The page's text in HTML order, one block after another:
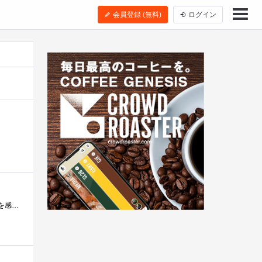
会員登録 (無料) ログイン
探し求めていた重さと薄さでした。それまでVAIOTを使っていたのですが、CoreSoloでVistaだったので、遅さにストレスを感じていました。コーヒーを�...